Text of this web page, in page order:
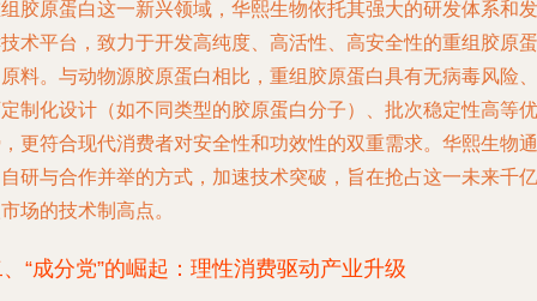
胶原蛋白这一新兴领域，华熙生物依托其强大的研发体系和发
术平台，致力于开发高纯度、高活性、高安全性的重组胶原蛋
料。与动物源胶原蛋白相比，重组胶原蛋白具有无病毒风险、
制化设计（如不同类型的胶原蛋白分子）、批次稳定性高等优
更符合现代消费者对安全性和功效性的双重需求。华熙生物通
研与合作并举的方式，加速技术突破，旨在抢占这一未来千亿
场的技术制高点。
“成分党”的崛起：理性消费驱动产业升级